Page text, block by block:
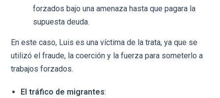
forzados bajo una amenaza hasta que pagara la
supuesta deuda.
En este caso, Luis es una víctima de la trata, ya que se
utilizó el fraude, la coerción y la fuerza para someterlo a
trabajos forzados.
El tráfico de migrantes: